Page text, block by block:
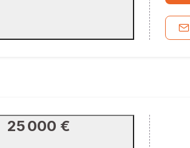
25 000 €